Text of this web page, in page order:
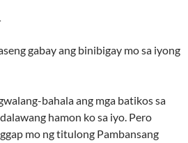
gabay ang binibigay mo sa iyong
bahala ang mga batikos sa
hamon ko sa iyo. Pero
mo ng titulong Pambansang